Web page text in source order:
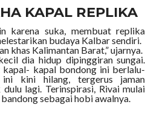
KAPAL REPLIKA
karena suka, membuat replika
budaya Kalbar sendiri.
khas Kalimantan Barat,” ujarnya.
dia hidup dipinggiran sungai.
kapal- kapal bondong ini berlalu-
kini hilang, tergerus jaman
lagi. Terinspirasi, Rivai mulai
sebagai hobi awalnya.